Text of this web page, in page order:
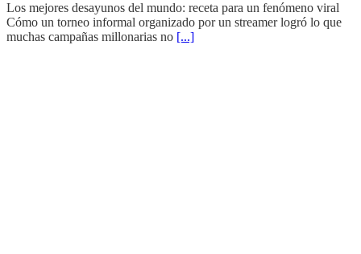
Los mejores desayunos del mundo: receta para un fenómeno viral
Cómo un torneo informal organizado por un streamer logró lo que
muchas campañas millonarias no [...]